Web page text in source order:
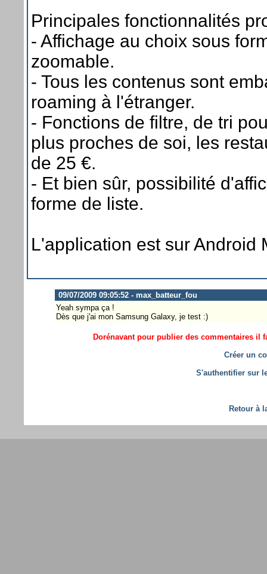
Principales fonctionnalités
- Affichage au choix sous
zoomable.
- Tous les contenus sont
roaming à l'étranger.
- Fonctions de filtre, de tri
plus proches de soi, les
de 25 €.
- Et bien sûr, possibilité
forme de liste.
L'application est sur Android
09/07/2009 09:05:52 - max_batteur_fou
Yeah sympa ça !
Dès que j'ai mon Samsung Galaxy, je test :)
Dorénavant pour publier des commentaires il
Créer un
S'authentifier sur
Retour à